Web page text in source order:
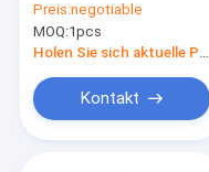
Land
Preis:negotiable
MOQ:1pcs
Holen Sie sich aktuelle Preis
Kontakt